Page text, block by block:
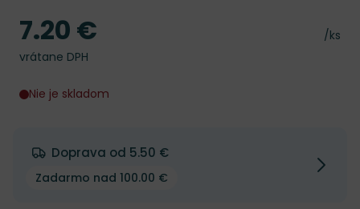
Cena
/ks
Cena
7.20 €
vrátane DPH
Nie je skladom
Doprava od 5.50 €
Zadarmo nad 100.00 €